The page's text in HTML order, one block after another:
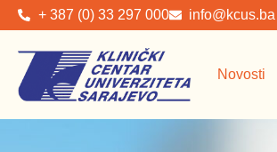
+ 387 (0) 33 297 000 info@kcus.ba
Novosti